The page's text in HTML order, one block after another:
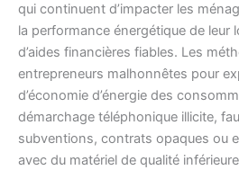
qui continuent d’impacter les
la performance énergétique de leur
d’aides financières fiables. Les
entrepreneurs malhonnêtes pour
d’économie d’énergie des
démarchage téléphonique illicite,
subventions, contrats opaques ou
avec du matériel de qualité